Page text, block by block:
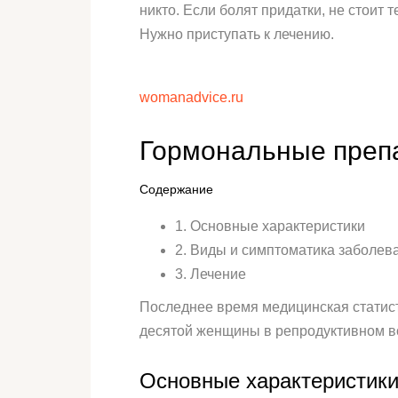
никто. Если болят придатки, не стоит
Нужно приступать к лечению.
womanadvice.ru
Гормональные
Содержание
1. Основные характеристики
2. Виды и симптоматика
3. Лечение
Последнее время медицинская
десятой женщины в репродуктивном
Основные характеристики